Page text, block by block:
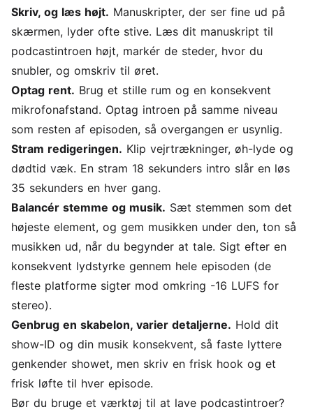
Skriv, og læs højt. Manuskripter, der ser fine ud på
skærmen, lyder ofte stive. Læs dit manuskript til
podcastintroen højt, markér de steder, hvor du
snubler, og omskriv til øret.
Optag rent. Brug et stille rum og en konsekvent
mikrofonafstand. Optag introen på samme niveau
som resten af episoden, så overgangen er usynlig.
Stram redigeringen. Klip vejrtrækninger, øh-lyde og
dødtid væk. En stram 18 sekunders intro slår en løs
35 sekunders en hver gang.
Balancér stemme og musik. Sæt stemmen som det
højeste element, og gem musikken under den, ton så
musikken ud, når du begynder at tale. Sigt efter en
konsekvent lydstyrke gennem hele episoden (de
fleste platforme sigter mod omkring -16 LUFS for
stereo).
Genbrug en skabelon, varier detaljerne. Hold dit
show-ID og din musik konsekvent, så faste lyttere
genkender showet, men skriv en frisk hook og et
frisk løfte til hver episode.
Bør du bruge et værktøj til at lave podcastintroer?